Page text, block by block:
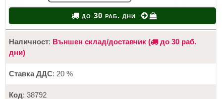
до 30 раб. дни
Наличност: Външен склад/доставчик (
до 30 раб.
дни)
Ставка ДДС: 20 %
Код: 38792